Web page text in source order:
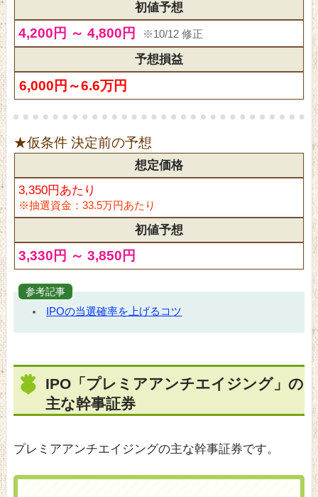
初値予想
4,200円 ～ 4,800円 ※10/12 修正
予想損益
6,000円～6.6万円
★仮条件 決定前の予想
想定価格
3,350円あたり
※抽選資金：33.5万円あたり
初値予想
3,330円 ～ 3,850円
参考記事
IPOの当選確率を上げるコツ
IPO「プレミアアンチエイジング」の
主な幹事証券
プレミアアンチエイジングの主な幹事証券です。